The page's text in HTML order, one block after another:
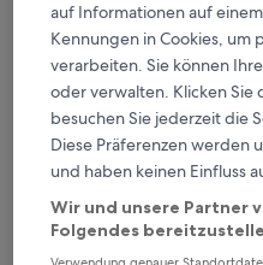
Verdiene Prämien
wahrgenommene
Mehr sparen mit
Überprüfe die Preise
Nächstes Wochenende
auf Informationen auf
Kennungen in Cookies, um
verarbeiten. Sie können
oder verwalten. Klicken Sie
besuchen Sie jederzeit die
Diese Präferenzen werden
und haben keinen Einfluss
Wir und unsere Partner
Folgendes